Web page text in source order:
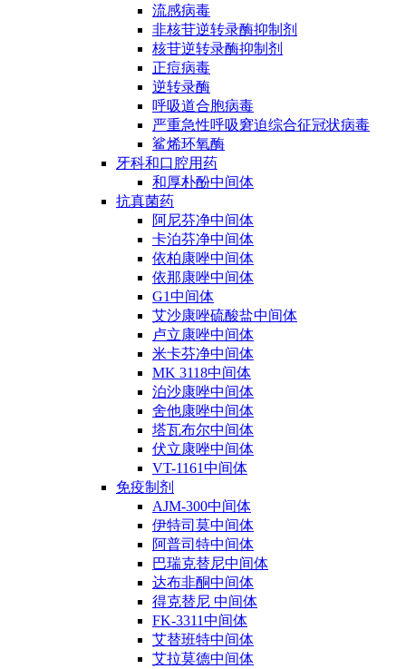
流感病毒
非核苷逆转录酶抑制剂
核苷逆转录酶抑制剂
正痘病毒
逆转录酶
呼吸道合胞病毒
严重急性呼吸窘迫综合征冠状病毒
鲨烯环氧酶
牙科和口腔用药
和厚朴酚中间体
抗真菌药
阿尼芬净中间体
卡泊芬净中间体
依柏康唑中间体
依那康唑中间体
G1中间体
艾沙康唑硫酸盐中间体
卢立康唑中间体
米卡芬净中间体
MK 3118中间体
泊沙康唑中间体
舍他康唑中间体
塔瓦布尔中间体
伏立康唑中间体
VT-1161中间体
免疫制剂
AJM-300中间体
伊特司莫中间体
阿普司特中间体
巴瑞克替尼中间体
达布非酮中间体
得克替尼 中间体
FK-3311中间体
艾替班特中间体
艾拉莫德中间体